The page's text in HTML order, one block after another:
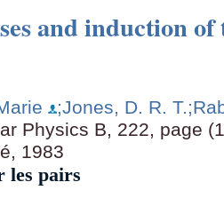
and induction of
;Jones, D. R. T.
Physics B, 222, page
1983
les pairs